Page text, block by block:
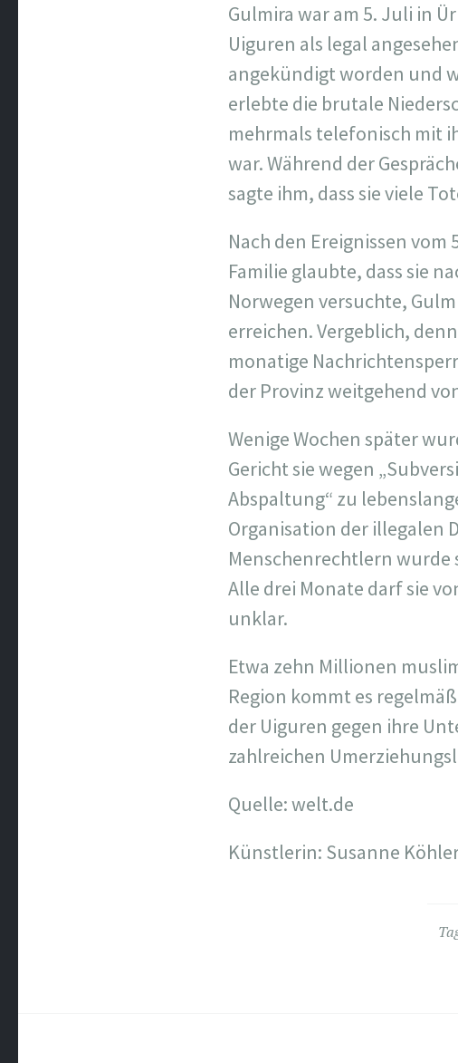
Gulmira war am 5. Juli in
Uiguren als legal
angekündigt worden und
erlebte die brutale
mehrmals telefonisch mit
war. Während der
sagte ihm, dass sie viele
Nach den Ereignissen
Familie glaubte, dass sie
Norwegen versuchte,
erreichen. Vergeblich,
monatige
der Provinz weitgehend
Wenige Wochen später
Gericht sie wegen
Abspaltung“ zu
Organisation der illegalen
Menschenrechtlern wurde
Alle drei Monate darf sie
unklar.
Etwa zehn Millionen
Region kommt es
der Uiguren gegen ihre
zahlreichen
Quelle: welt.de
Künstlerin: Susanne